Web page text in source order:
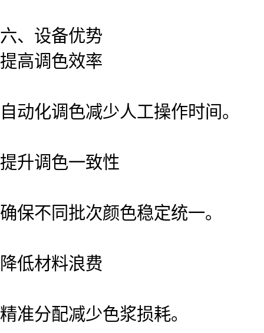
六、设备优势
提高调色效率
自动化调色减少人工操作时间。
提升调色一致性
确保不同批次颜色稳定统一。
降低材料浪费
精准分配减少色浆损耗。